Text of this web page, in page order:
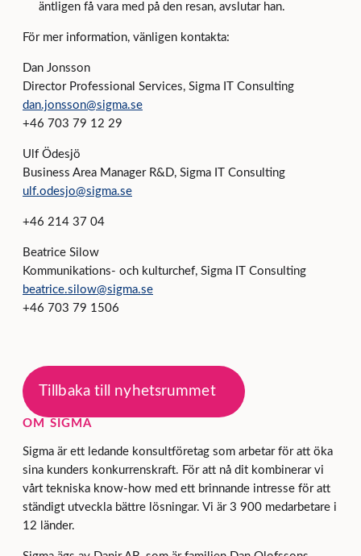
äntligen få vara med på den resan, avslutar han.
För mer information, vänligen kontakta:
Dan Jonsson
Director Professional Services, Sigma IT Consulting
dan.jonsson@sigma.se
+46 703 79 12 29
Ulf Ödesjö
Business Area Manager R&D, Sigma IT Consulting
ulf.odesjo@sigma.se
+46 214 37 04
Beatrice Silow
Kommunikations- och kulturchef, Sigma IT Consulting
beatrice.silow@sigma.se
+46 703 79 1506
Tillbaka till nyhetsrummet
OM SIGMA
Sigma är ett ledande konsultföretag som arbetar för att öka
sina kunders konkurrenskraft. För att nå dit kombinerar vi
vårt tekniska know-how med ett brinnande intresse för att
ständigt utveckla bättre lösningar. Vi är 3 900 medarbetare i
12 länder.